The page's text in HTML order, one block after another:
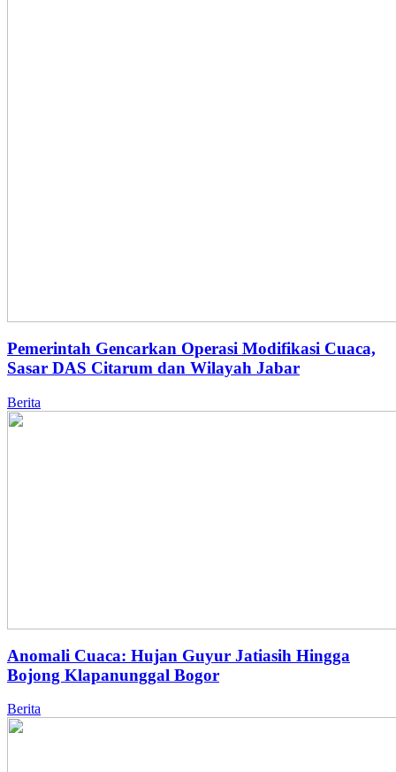
Pemerintah Gencarkan Operasi Modifikasi Cuaca,
Sasar DAS Citarum dan Wilayah Jabar
Berita
Anomali Cuaca: Hujan Guyur Jatiasih Hingga
Bojong Klapanunggal Bogor
Berita